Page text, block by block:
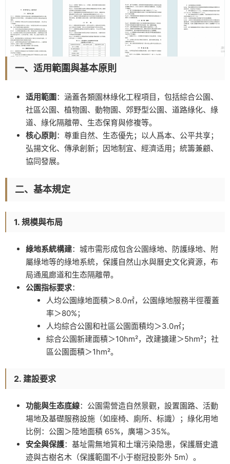
一、适用範圍與基本原則
适用範圍：涵蓋各類園林綠化工程項目，包括綜合公園、
社區公園、植物園、動物園、郊野型公園、道路綠化、綠
道、綠化隔離帶、生态保育與修複等。
核心原則 ：尊重自然、生态優先；以人爲本、公平共享；
弘揚文化、傳承創新；因地制宜、經濟适用；統籌兼顧、
協同發展。
二、基本規定
1. 規模與布局
綠地系統構建：城市需形成包含公園綠地、防護綠地、附
屬綠地等的綠地系統，保護自然山水與曆史文化資源，布
局通風廊道和生态隔離帶。
公園指标要求：
人均公園綠地面積＞8.0㎡，公園綠地服務半徑覆蓋
率＞80%；
人均綜合公園和社區公園面積均＞3.0㎡；
綜合公園新建面積＞10hm²，改建擴建＞5hm²；社
區公園面積＞1hm²。
2. 建設要求
功能與生态底線：公園需營造自然景觀，設置園路、活動
場地及基礎服務設施（如座椅、廁所、标識）；綠化用地
比例：公園＞陸地面積 65%，廣場＞35%。
安全與保護：基址需無地質和土壤污染隐患，保護曆史遺
迹與古樹名木（保護範圍不小于樹冠投影外 5m）。